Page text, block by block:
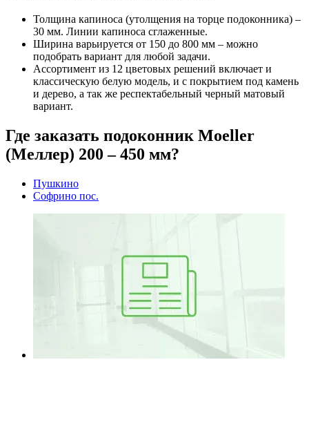
Толщина капиноса (утолщения на торце подоконника) –
30 мм. Линии капиноса сглаженные.
Ширина варьируется от 150 до 800 мм – можно
подобрать вариант для любой задачи.
Ассортимент из 12 цветовых решений включает и
классическую белую модель, и с покрытием под камень
и дерево, а так же респектабельный черный матовый
вариант.
Где заказать подоконник Moeller
(Меллер) 200 – 450 мм?
Пушкино
Софрино пос.